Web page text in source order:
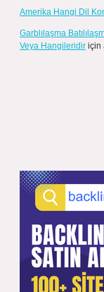
Amerika Hangi Dil
Garblılaşma
Veya Hangileridir için